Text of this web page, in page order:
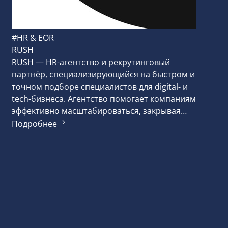
#HR & EOR
RUSH
RUSH — HR-агентство и рекрутинговый
партнёр, специализирующийся на быстром и
точном подборе специалистов для digital- и
tech-бизнеса. Агентство помогает компаниям
эффективно масштабироваться, закрывая…
Подробнее